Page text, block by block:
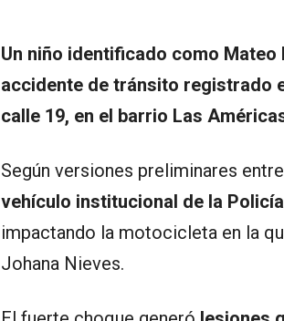
Un niño identificado como
accidente de tránsito registrado
calle 19, en el barrio Las
Según versiones preliminares
vehículo institucional de la
impactando la motocicleta en la
Johana Nieves.